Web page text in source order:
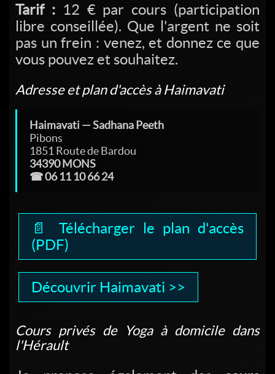
Tarif :12 € par cours (participation
libre conseillée). Que l'argent ne soit
pas un frein : venez, et donnez ce que
vous pouvez et souhaitez.
Adresse et plan d'accès à Haimavati
Haimavati — Sadhana Peeth
Pibons
1851 Route de Bardou
34390 MONS
☎ 06 11 10 66 24
📄 Télécharger le plan d'accès
(PDF)
Découvrir Haimavati >>
Cours privés de Yoga à domicile dans
l'Hérault